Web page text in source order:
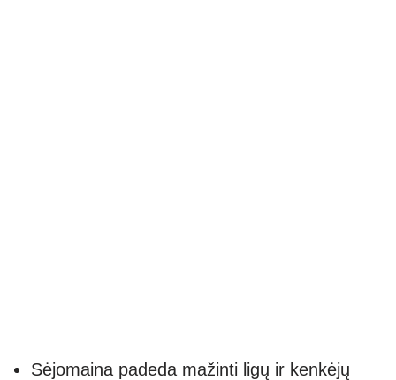
Sėjomaina padeda mažinti ligų ir kenkėjų